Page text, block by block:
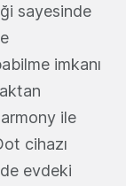
sayesinde
imkanı
ile
cihazı
evdeki